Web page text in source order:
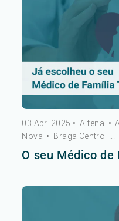
03 Abr. 2025 • Alfena •
Nova • Braga Centro
O seu Médico de